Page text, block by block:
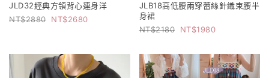
JLD32經典方領背心連身洋
2880
2680
JLB18高低腰兩穿蕾絲針織束腰半
身裙
2180
1980